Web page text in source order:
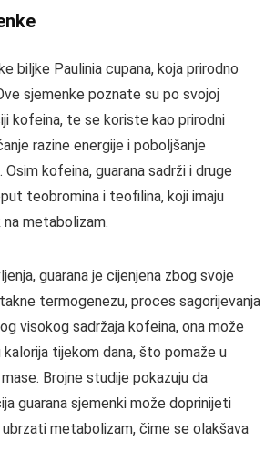
biljke Paulinia cupana, koja prirodno
sjemenke poznate su po svojoj
kofeina, te se koriste kao prirodni
razine energije i poboljšanje
kofeina, guarana sadrži i druge
teobromina i teofilina, koji imaju
metabolizam.
guarana je cijenjena zbog svoje
termogenezu, proces sagorijevanja
visokog sadržaja kofeina, ona može
tijekom dana, što pomaže u
Brojne studije pokazuju da
guarana sjemenki može doprinijeti
metabolizam, čime se olakšava